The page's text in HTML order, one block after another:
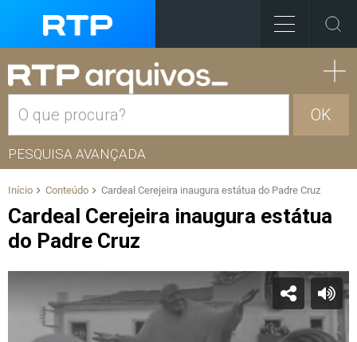
OK
PESQUISA AVANÇADA
Início Conteúdo Cardeal Cerejeira inaugura estátua do Padre Cruz
Cardeal Cerejeira inaugura estátua
do Padre Cruz